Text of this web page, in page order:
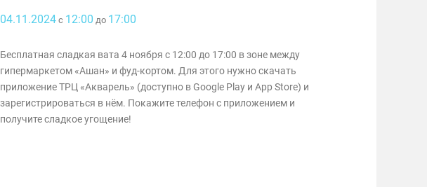
04.11.2024 с 12:00 до 17:00
Бесплатная сладкая вата 4 ноября с 12:00 до 17:00 в зоне между
гипермаркетом «Ашан» и фуд-кортом. Для этого нужно скачать
приложение ТРЦ «Акварель» (доступно в Google Play и App Store) и
зарегистрироваться в нём. Покажите телефон с приложением и
получите сладкое угощение!